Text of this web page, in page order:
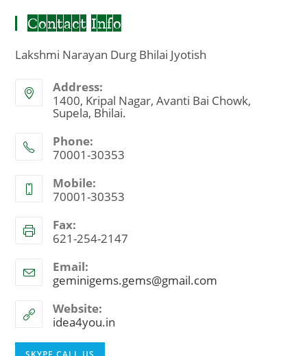
Contact Info
Lakshmi Narayan Durg Bhilai Jyotish
Address:
1400, Kripal Nagar, Avanti Bai Chowk,
Supela, Bhilai.
Phone:
70001-30353
Mobile:
70001-30353
Fax:
621-254-2147
Email:
geminigems.gems@gmail.com
Website:
idea4you.in